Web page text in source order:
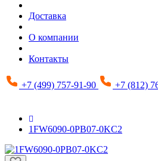
Доставка
О компании
Контакты
+7 (499) 757-91-90 +7 (812)
1FW6090-0PB07-0KC2